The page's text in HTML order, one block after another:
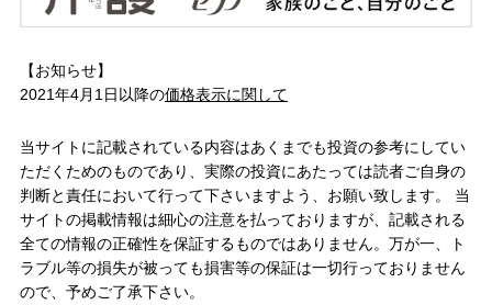
【お知らせ】
2021年4月1日以降の価格表示に関して
当サイトに記載されている内容はあくまでも投資の参考にしてい
ただくためのものであり、実際の投資にあたっては読者ご自身の
判断と責任において行って下さいますよう、お願い致します。 当
サイトの掲載情報は細心の注意を払っておりますが、記載される
全ての情報の正確性を保証するものではありません。万が一、ト
ラブル等の損失が被っても損害等の保証は一切行っておりません
ので、予めご了承下さい。